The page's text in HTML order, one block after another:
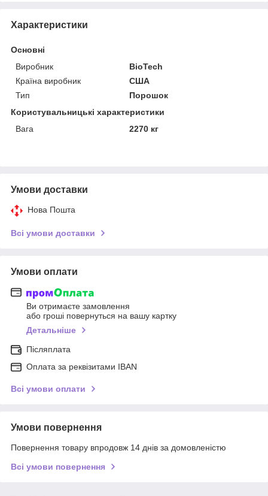
Характеристики
Основні
Виробник
BioTech
Країна виробник
США
Тип
Порошок
Користувальницькі характеристики
Вага
2270 кг
Умови доставки
Нова Пошта
Всі умови доставки
Умови оплати
Ви отримаєте замовлення
або гроші повернуться на вашу картку
Детальніше
Післяплата
Оплата за реквізитами IBAN
Всі умови оплати
Умови повернення
Повернення товару впродовж 14 днів за домовленістю
Всі умови повернення